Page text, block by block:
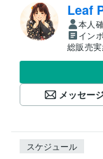
Leaf
本人
イン
総販売
メッセー
スケジュール